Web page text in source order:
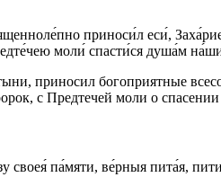
приноси́л еси́,
моли́ спасти́ся душа́м
приносил богоприятные
с Предтечей моли о
па́мяти, ве́рныя пита́я,